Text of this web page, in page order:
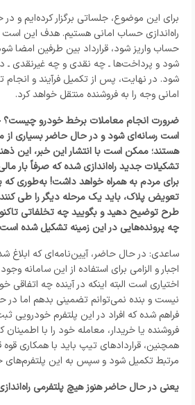
برای این موضوع، جلساتی برگزار کرده‌ایم و در
راه‌اندازی حساب امانی هستیم. هدف این است
حساب واریز شود، قرارداد بین طرفین امضا
شود و پرداخت‌ها ـ چه نقدی و چه غیرنقدی ـ
شود. در نهایت، پس از تکمیل فرآیند و
امانی وجه را به فروشنده منتقل خواهد کرد.
ضرورت انجام معاملات برخط خودرو چیست؟
است رسانه‌ای شود و در حال حاضر بسیاری از
هستند؛ ممکن است با انتشار این خبر، این
تشکیلات جدید راه‌اندازی شده که صرفاً بار
برای مردم به همراه خواهد داشت! به‌طوری که
تعویض پلاک، باید یک مرحله دیگر را طی
طرح توضیح دهید و بگویید چه تخلفاتی
چه پرونده‌هایی در این زمینه تشکیل شده
ساعدی: در حال حاضر، آیین‌نامه‌ای که ابلاغ
اجبار و الزامی برای استفاده از این سامانه
اختیاری است البته اینکه در آینده چه اتفاقی
نیست و بنده نمی‌توانم تضمینی بدهم اما در
فراهم شده که افراد در این پلتفرم خودرویی
فروشنده یا خریدار، معامله خود را با
همچنین، قراردادهای تیپ باید با همکاری
مرتبط تکمیل شود و سپس به این پلتفرم‌های
یعنی در حال حاضر هنوز هیچ پلتفرمی